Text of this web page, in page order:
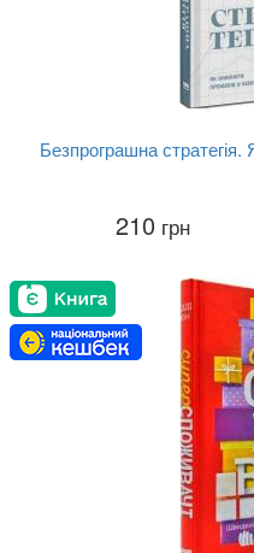
Безпрограшна стратегія.
Алан
Язык:
210 грн